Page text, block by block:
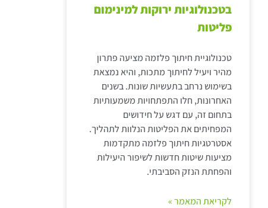
בטכנולוגיות ירוקות למינימום
פליטות
טכנולוגיית חיתוך פלזמה מציעה פתרון
מהיר ויעיל לחיתוך מתכות, והיא נמצאת
בשימוש נרחב בתעשיות שונות. בשנים
האחרונות, חלו התפתחויות משמעותיות
בתחום זה, עם דגש על חידושים
המפחיתים את הפליטות הנלוות לתהליך.
אסטרטגיות חיתוך פלזמה מתקדמות
מציעות שיטות חדשות לשיפור היעילות
והפחתת הנזק הסביבתי.
לקריאת המאמר »